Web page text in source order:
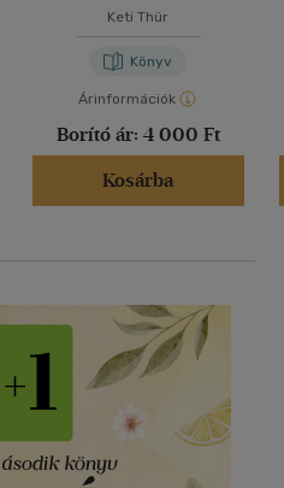
Keti Thür
Könyv
Árinformációk
Borító ár: 4 000 Ft
Kosárba